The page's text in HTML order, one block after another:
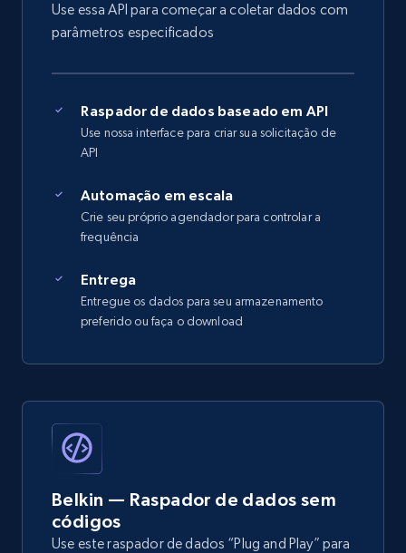
Use essa API para começar a coletar dados com
parâmetros especificados
Raspador de dados baseado em API
Use nossa interface para criar sua solicitação de
API
Automação em escala
Crie seu próprio agendador para controlar a
frequência
Entrega
Entregue os dados para seu armazenamento
preferido ou faça o download
Belkin — Raspador de dados sem
códigos
Use este raspador de dados “Plug and Play” para